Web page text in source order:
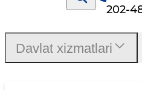
202-
Davlat xizmatlari